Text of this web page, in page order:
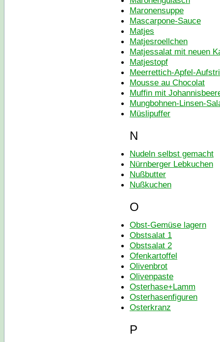
Maronensuppe
Mascarpone-Sauce
Matjes
Matjesroellchen
Matjessalat mit neuen
Matjestopf
Meerrettich-Apfel-
Mousse au Chocolat
Muffin mit
Mungbohnen-Linsen-
Müslipuffer
N
Nudeln selbst gemacht
Nürnberger Lebkuchen
Nußbutter
Nußkuchen
O
Obst-Gemüse lagern
Obstsalat 1
Obstsalat 2
Ofenkartoffel
Olivenbrot
Olivenpaste
Osterhase+Lamm
Osterhasenfiguren
Osterkranz
P